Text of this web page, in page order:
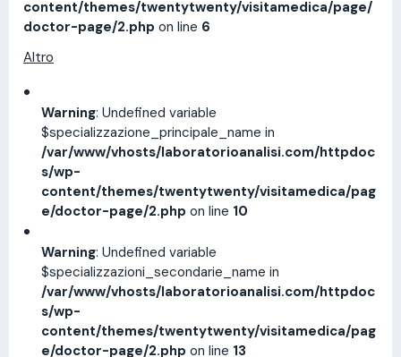
content/themes/twentytwenty/visitamedica/page/
doctor-page/2.php on line 6
Altro
Warning: Undefined variable
$specializzazione_principale_name in
/var/www/vhosts/laboratorioanalisi.com/httpdoc
s/wp-
content/themes/twentytwenty/visitamedica/pag
e/doctor-page/2.php on line 10
Warning: Undefined variable
$specializzazioni_secondarie_name in
/var/www/vhosts/laboratorioanalisi.com/httpdoc
s/wp-
content/themes/twentytwenty/visitamedica/pag
e/doctor-page/2.php on line 13